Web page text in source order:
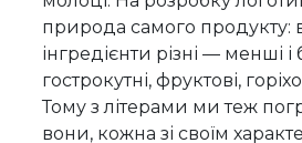
природа самого продукту: в
інгредієнти різні — менші і
гострокутні, фруктові,
Тому з літерами ми теж
вони, кожна зі своїм